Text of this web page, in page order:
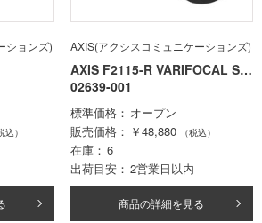
ションズ)
込）
AXIS(アクシスコミュニケーションズ)
AXIS F2115-R VARIFOCAL SE
NSOR
02639-001
標準価格
オープン
販売価格
￥48,880 （税込）
在庫
6
出荷目安
2営業日以内
商品の詳細を見る